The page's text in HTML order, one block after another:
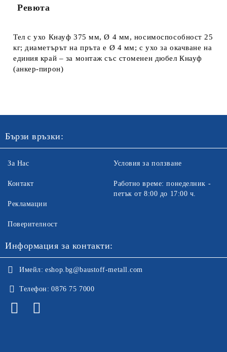
Ревюта
Тел с ухо Кнауф 375 мм, Ø 4 мм, носимоспособност 25
кг; диаметърът на пръта е Ø 4 мм; с ухо за окачване на
единия край – за монтаж със стоменен дюбел Кнауф
(анкер-пирон)
Бързи връзки:
За Нас
Контакт
Рекламации
Поверителност
Условия за ползване
Работно време: понеделник -
петък от 8:00 до 17:00 ч.
Информация за контакти:
Имейл: eshop.bg@baustoff-metall.com
Телефон: 0876 75 7000